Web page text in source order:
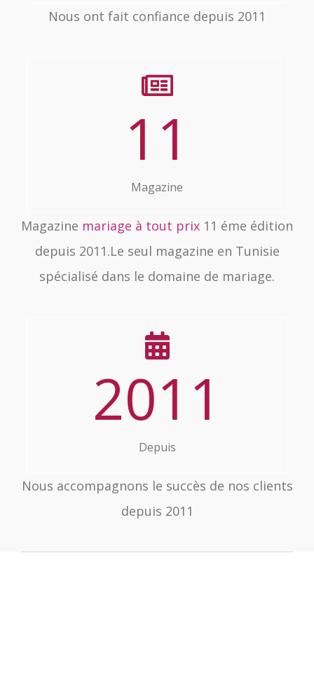
Nous ont fait confiance depuis 2011
11
Magazine
Magazine mariage à tout prix 11 éme édition
depuis 2011.Le seul magazine en Tunisie
spécialisé dans le domaine de mariage.
2011
Depuis
Nous accompagnons le succès de nos clients
depuis 2011